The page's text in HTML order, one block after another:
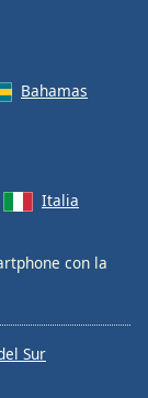
Bahamas
Italia
con la
Sur